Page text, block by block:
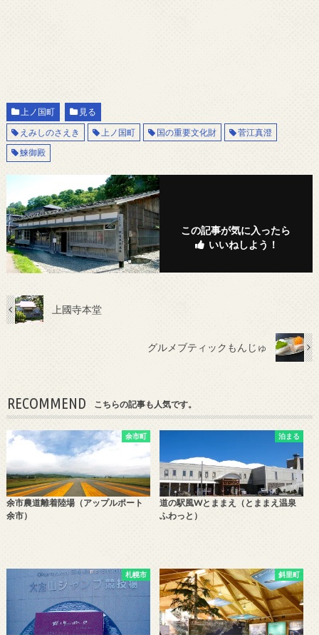
上ノ国町
見る
えみしのさえき
上ノ国町 国の重要文化財
菅江真澄
鰊御殿
この記事が気に入ったら
いいねしよう！
上國寺本堂
グルメブティックもんじゅ
RECOMMEND こちらの記事も人気です。
余市町
余市農道離着陸場（アップルポート
余市）
泊まる
道の駅風Wとままえ（とままえ温泉
ふわっと）
札幌市 斜里町